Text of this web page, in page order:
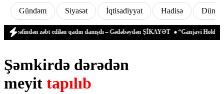
Gündəm Siyasət İqtisadiyyat Hadisə Dünya
zəbt edilən qadın danışdı – Gədəbəydən ŞİKAYƏT “Ganjavi Holding”
Şəmkirdə dərədən
meyit tapılıb